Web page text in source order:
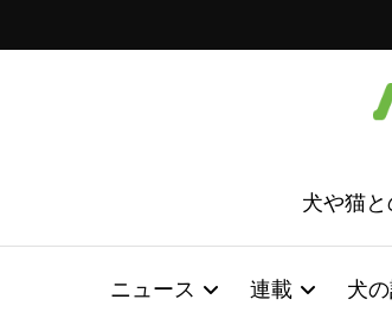
犬や猫
ニュース 連載 犬